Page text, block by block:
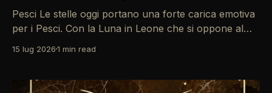
Pesci Le stelle oggi portano una forte carica emotiva
per i Pesci. Con la Luna in Leone che si oppone al
personali. È il momento di ascoltare il cuore, ma
emozioni prendano il sopravvento. Un&
15 lug 20261 min read